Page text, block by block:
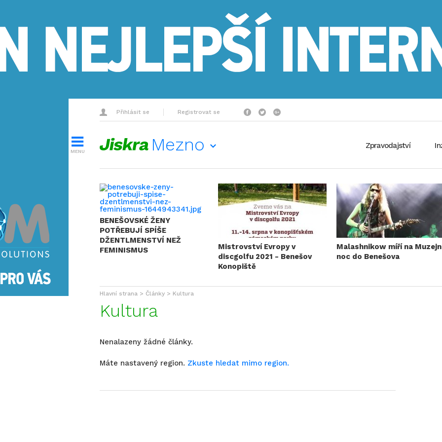
Přihlásit se Registrovat se
MENU Mezno Zpravodajství
BENEŠOVSKÉ ŽENY
POTŘEBUJÍ SPÍŠE
DŽENTLMENSTVÍ NEŽ
FEMINISMUS
Mistrovství Evropy v
discgolfu 2021 - Benešov
Konopiště
Malashnikow míří na
noc do Benešova
Hlavní strana Články Kultura
Kultura
Nenalazeny žádné články.
Máte nastavený region. Zkuste hledat mimo region.